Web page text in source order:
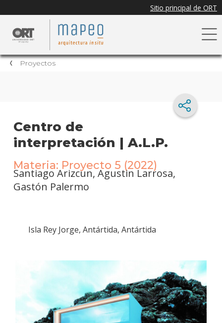
Proyectos
Centro de
interpretación | A.L.P.
Materia: Proyecto 5 (2022)
Santiago Arizcun, Agustin Larrosa,
Gastón Palermo
Isla Rey Jorge, Antártida, Antártida